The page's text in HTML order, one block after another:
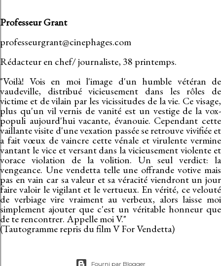
Professeur Grant
professeurgrant@cinephages.com
Rédacteur en chef/ journaliste, 38 printemps.
"Voilà! Vois en moi l'image d'un humble vétéran de
vaudeville, distribué vicieusement dans les rôles de
victime et de vilain par les vicissitudes de la vie. Ce visage,
plus qu'un vil vernis de vanité est un vestige de la vox-
populi aujourd'hui vacante, évanouie. Cependant cette
vaillante visite d'une vexation passée se retrouve vivifiée et
a fait vœux de vaincre cette vénale et virulente vermine
vantant le vice et versant dans la vicieusement violente et
vorace violation de la volition. Un seul verdict: la
vengeance. Une vendetta telle une offrande votive mais
pas en vain car sa valeur et sa véracité viendront un jour
faire valoir le vigilant et le vertueux. En vérité, ce velouté
de verbiage vire vraiment au verbeux, alors laisse moi
simplement ajouter que c'est un véritable honneur que
de te rencontrer. Appelle moi V."
(Tautogramme repris du film V For Vendetta)
Fourni par Blogger